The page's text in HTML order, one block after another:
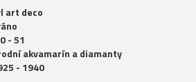
art deco
- 51
akvamarín a diamanty
- 1940